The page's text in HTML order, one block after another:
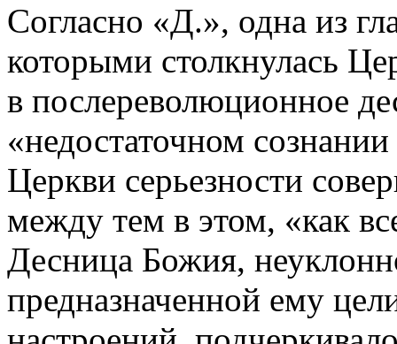
Согласно «Д.», одна из
которыми столкнулась
в послереволюционное
«недостаточном
Церкви серьезности
между тем в этом, «как
Десница Божия,
предназначенной ему